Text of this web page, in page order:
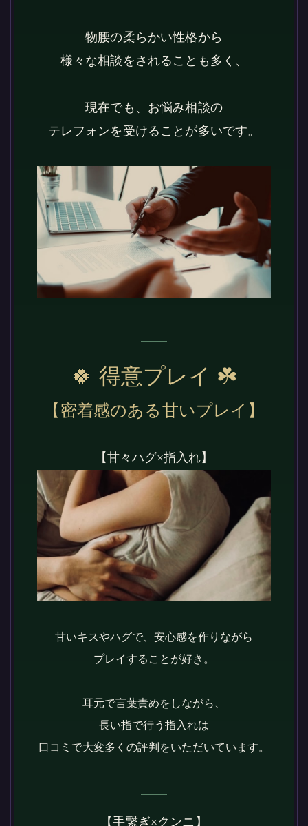
物腰の柔らかい性格から
様々な相談をされることも多く、
現在でも、お悩み相談の
テレフォンを受けることが多いです。
🍀 得意プレイ ☘️
【密着感のある甘いプレイ】
【甘々ハグ×指入れ】
甘いキスやハグで、安心感を作りながら
プレイすることが好き。
耳元で言葉責めをしながら、
長い指で行う指入れは
口コミで大変多くの評判をいただいています。
【手繋ぎ×クンニ】